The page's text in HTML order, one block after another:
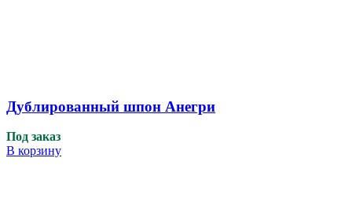
Дублированный шпон Анегри
Под заказ
В корзину